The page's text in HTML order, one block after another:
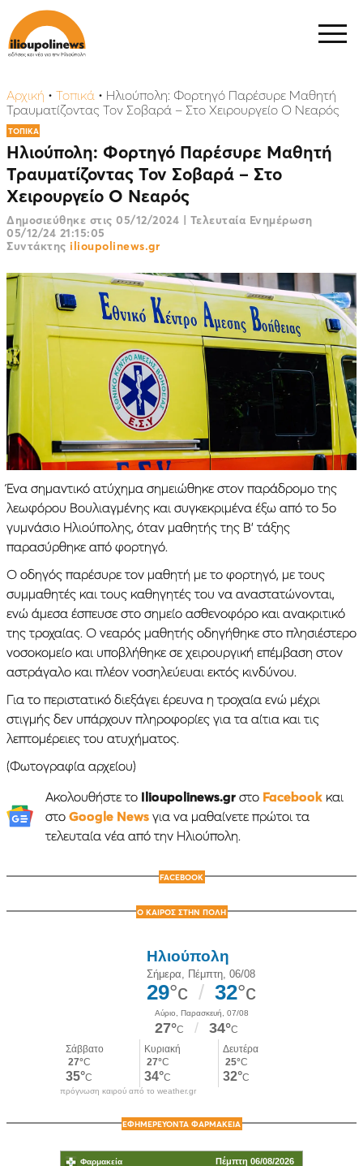
Αρχική • Τοπικά • Ηλιούπολη: Φορτηγό Παρέσυρε Μαθητή
Τραυματίζοντας Τον Σοβαρά – Στο Χειρουργείο Ο Νεαρός
ΤΟΠΙΚΑ
Ηλιούπολη: Φορτηγό Παρέσυρε Μαθητή
Τραυματίζοντας Τον Σοβαρά – Στο
Χειρουργείο Ο Νεαρός
Δημοσιεύθηκε στις 05/12/2024 | Τελευταία Ενημέρωση
05/12/24 21:15:05
Συντάκτης ilioupolinews.gr
Ένα σημαντικό ατύχημα σημειώθηκε στον παράδρομο της
λεωφόρου Βουλιαγμένης και συγκεκριμένα έξω από το 5ο
γυμνάσιο Ηλιούπολης, όταν μαθητής της Β’ τάξης
παρασύρθηκε από φορτηγό.
Ο οδηγός παρέσυρε τον μαθητή με το φορτηγό, με τους
συμμαθητές και τους καθηγητές του να αναστατώνονται,
ενώ άμεσα έσπευσε στο σημείο ασθενοφόρο και ανακριτικό
της τροχαίας. Ο νεαρός μαθητής οδηγήθηκε στο πλησιέστερο
νοσοκομείο και υποβλήθηκε σε χειρουργική επέμβαση στον
αστράγαλο και πλέον νοσηλεύευαι εκτός κινδύνου.
Για το περιστατικό διεξάγει έρευνα η τροχαία ενώ μέχρι
στιγμής δεν υπάρχουν πληροφορίες για τα αίτια και τις
λεπτομέρειες του ατυχήματος.
(Φωτογραφία αρχείου)
Ακολουθήστε το Ilioupolinews.grστο Facebookκαι
στο Google Newsγια να μαθαίνετε πρώτοι τα
τελευταία νέα από την Ηλιούπολη.
FACEBOOK
Ο ΚΑΙΡΟΣ ΣΤΗΝ ΠΟΛΗ
πρόγνωση καιρού από το weather.gr
ΕΦΗΜΕΡΕΥΟΝΤΑ ΦΑΡΜΑΚΕΙΑ